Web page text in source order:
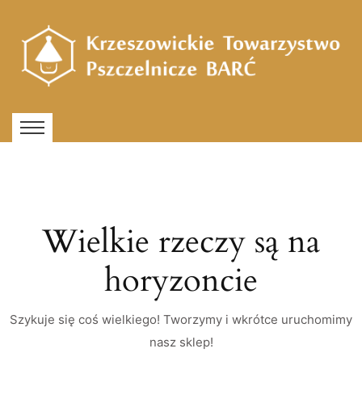
Wielkie rzeczy są na
horyzoncie
Szykuje się coś wielkiego! Tworzymy i wkrótce uruchomimy
nasz sklep!